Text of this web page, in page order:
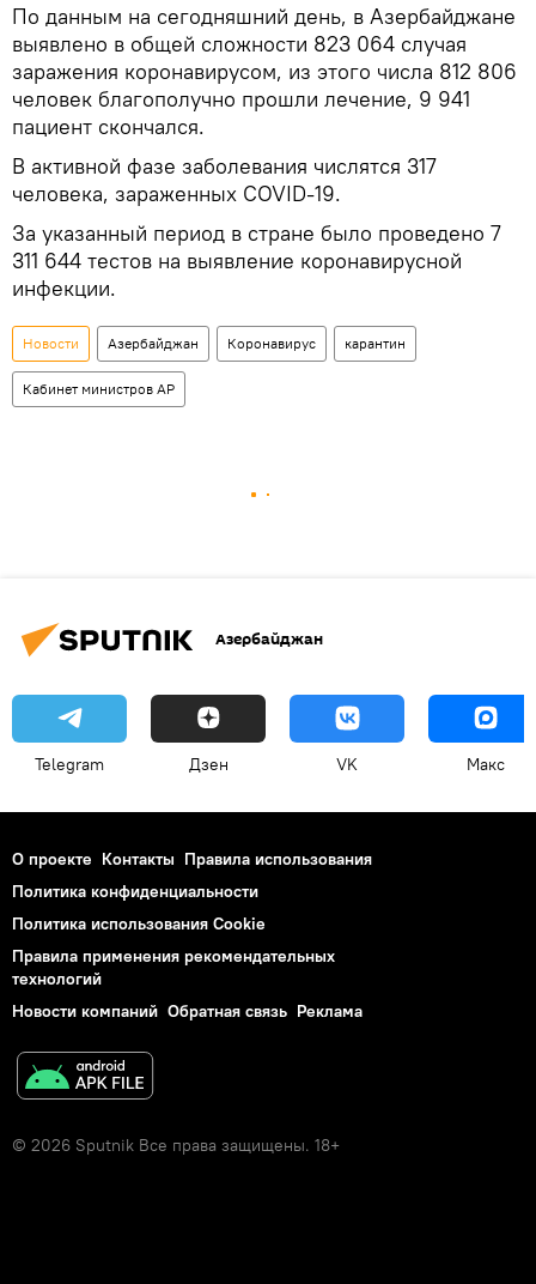
По данным на сегодняшний день, в Азербайджане
выявлено в общей сложности 823 064 случая
заражения коронавирусом, из этого числа 812 806
человек благополучно прошли лечение, 9 941
пациент скончался.
В активной фазе заболевания числятся 317
человека, зараженных COVID-19.
За указанный период в стране было проведено 7
311 644 тестов на выявление коронавирусной
инфекции.
Новости Азербайджан Коронавирус карантин
Кабинет министров АР
Азербайджан
Telegram Дзен VK Макс
О проекте Контакты Правила использования
Политика конфиденциальности
Политика использования Cookie
Правила применения рекомендательных
технологий
Новости компаний Обратная связь Реклама
© 2026 Sputnik Все права защищены. 18+